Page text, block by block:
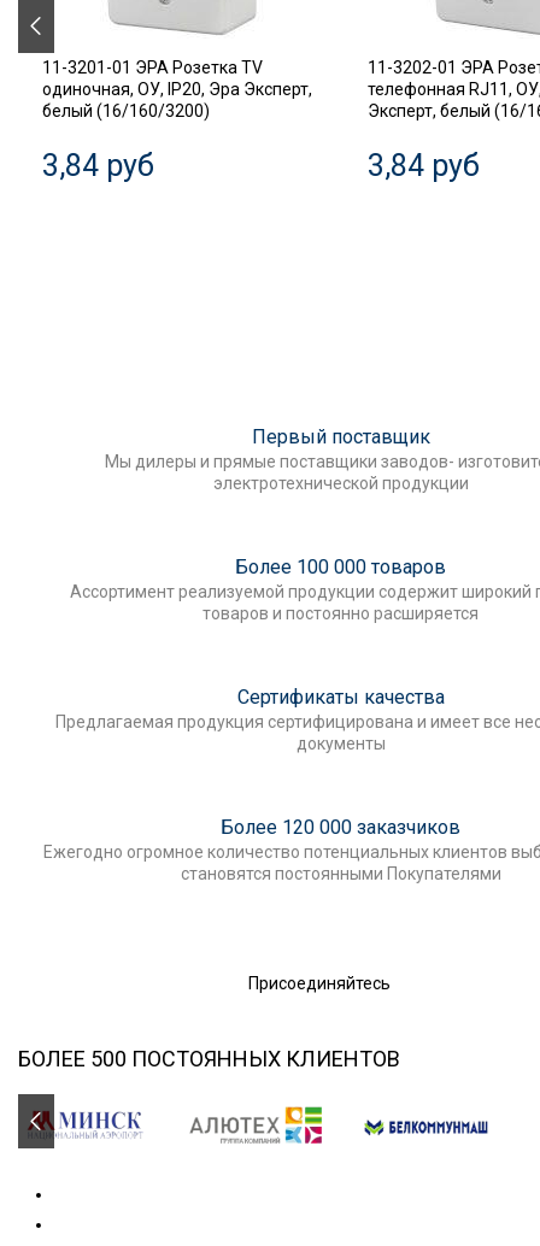
11-3201-01 ЭРА Розетка TV
одиночная, ОУ, IP20, Эра Эксперт,
белый (16/160/3200)
3,84 руб
11-3202-01 ЭРА
телефонная RJ11,
Эксперт, белый (16/
3,84 руб
Первый поставщик
Мы дилеры и прямые поставщики заводов-
электротехнической продукции
Более 100 000 товаров
Ассортимент реализуемой продукции содержит широкий
товаров и постоянно расширяется
Сертификаты качества
Предлагаемая продукция сертифицирована и имеет все
документы
Более 120 000 заказчиков
Ежегодно огромное количество потенциальных клиентов
становятся постоянными Покупателями
Присоединяйтесь
БОЛЕЕ 500 ПОСТОЯННЫХ КЛИЕНТОВ